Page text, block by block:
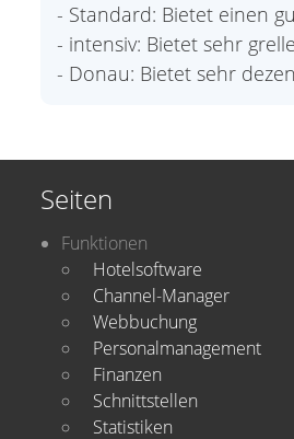
- Standard: Bietet einen
- intensiv: Bietet sehr
- Donau: Bietet sehr
Seiten
Funktionen
Hotelsoftware
Channel-Manager
Webbuchung
Personalmanagement
Finanzen
Schnittstellen
Statistiken